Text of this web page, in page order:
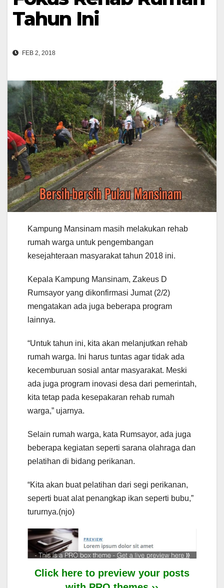
Tahun Ini
FEB 2, 2018
Kampung Mansinam masih melakukan rehab
rumah warga untuk pengembangan
kesejahteraan masyarakat tahun 2018 ini.
Kepala Kampung Mansinam, Zakeus D
Rumsayor yang dikonfirmasi Jumat (2/2)
mengatakan ada juga beberapa program
lainnya.
“Untuk tahun ini, kita akan melanjutkan rehab
rumah warga. Ini harus tuntas agar tidak ada
kecemburuan sosial antar masyarakat. Meski
ada juga program inovasi desa dari pemerintah,
kita tetap pada kesepakaran rehab rumah
warga,” ujarnya.
Selain rumah warga, kata Rumsayor, ada juga
beberapa kegiatan seperti sarana olahraga dan
pelatihan di bidang perikanan.
“Kita akan buat pelatihan dari segi perikanan,
seperti buat alat penangkap ikan seperti bubu,”
tururnya.(njo)
Click here to preview your posts